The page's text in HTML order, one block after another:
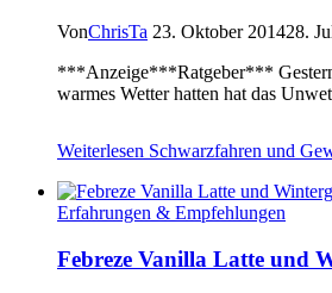
VonChrisTa 23. Oktober 201428.
***Anzeige***Ratgeber*** Gestern
warmes Wetter hatten hat das
Weiterlesen Schwarzfahren und
Erfahrungen & Empfehlungen
Febreze Vanilla Latte und